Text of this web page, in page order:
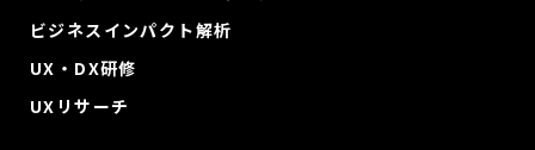
ビジネスインパクト解析
UX・DX研修
UXリサーチ